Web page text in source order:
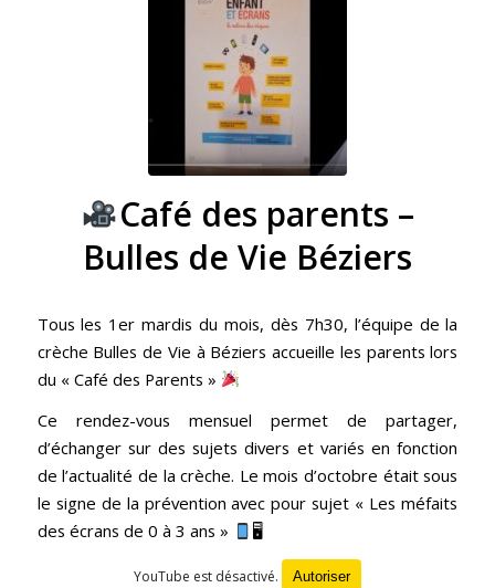
Café des parents –
Bulles de Vie Béziers
Tous les 1er mardis du mois, dès 7h30, l’équipe de la
crèche Bulles de Vie à Béziers accueille les parents lors
du « Café des Parents »
Ce rendez-vous mensuel permet de partager,
d’échanger sur des sujets divers et variés en fonction
de l’actualité de la crèche. Le mois d’octobre était sous
le signe de la prévention avec pour sujet « Les méfaits
des écrans de 0 à 3 ans »
🖥
YouTube est désactivé. Autoriser